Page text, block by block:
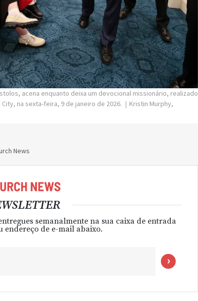
acena enquanto deixa um devocional missionário, realizado
na sexta-feira, 9 de janeiro de 2026.
Kristin Murphy,
News
semanalmente na sua caixa de entrada
endereço de e-mail abaixo.